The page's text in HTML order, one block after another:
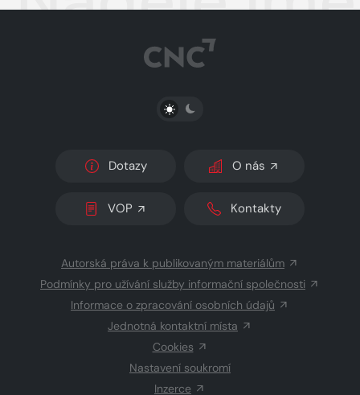
PŘEPNOUT SVĚTLÝ/TMAVÝ REŽIM
Dotazy O nás
VOP Kontakty
Autorská práva k publikovaným materiálům
Podmínky pro užívání služby informační společnosti
Informace o zpracování osobních údajů
Jednotná kontaktní místa
Cookies
Nastavení soukromí
Inzerce